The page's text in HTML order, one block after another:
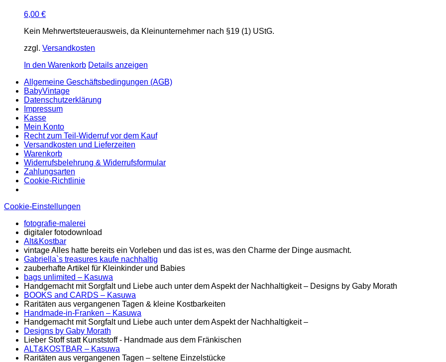
6,00 €
Kein Mehrwertsteuerausweis, da Kleinunternehmer nach §19 (1) UStG.
zzgl. Versandkosten
In den Warenkorb Details anzeigen
Allgemeine Geschäftsbedingungen (AGB)
BabyVintage
Datenschutzerklärung
Impressum
Kasse
Mein Konto
Recht zum Teil-Widerruf vor dem Kauf
Versandkosten und Lieferzeiten
Warenkorb
Widerrufsbelehrung & Widerrufsformular
Zahlungsarten
Cookie-Richtlinie
Cookie-Einstellungen
fotografie-malerei
digitaler fotodownload
Alt&Kostbar
vintage Alles hatte bereits ein Vorleben und das ist es, was den Charme der Dinge ausmacht.
Gabriella`s treasures kaufe nachhaltig
zauberhafte Artikel für Kleinkinder und Babies
bags unlimited – Kasuwa
Handgemacht mit Sorgfalt und Liebe auch unter dem Aspekt der Nachhaltigkeit – Designs by Gaby Morath
BOOKS and CARDS – Kasuwa
Raritäten aus vergangenen Tagen & kleine Kostbarkeiten
Handmade-in-Franken – Kasuwa
Handgemacht mit Sorgfalt und Liebe auch unter dem Aspekt der Nachhaltigkeit –
Designs by Gaby Morath
Lieber Stoff statt Kunststoff - Handmade aus dem Fränkischen
ALT&KOSTBAR – Kasuwa
Raritäten aus vergangenen Tagen – seltene Einzelstücke